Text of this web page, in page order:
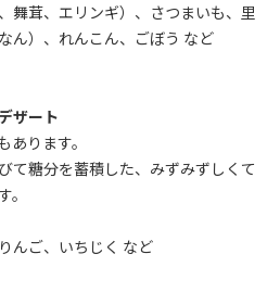
舞茸、エリンギ）、さつまいも、里
ん）、れんこん、ごぼう など
ザート
ります。
て糖分を蓄積した、みずみずしくて
んご、いちじく など